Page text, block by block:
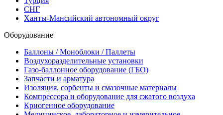
СНГ
Ханты-Мансийский автономный округ
Оборудование
Баллоны / Моноблоки / Паллеты
Воздухоразделительные установки
Газо-баллонное оборудование (ГБО)
Запчасти и арматура
Изоляция, сорбенты и смазочные материалы
Компрессора и оборудование для сжатого воздуха
Криогенное оборудование